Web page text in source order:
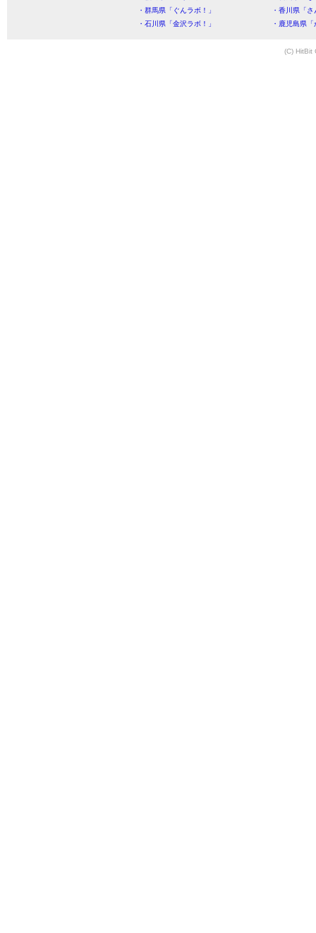
・群馬県「ぐんラボ！」
・香川県「
・石川県「金沢ラボ！」
・鹿児島県
(C) HitBit